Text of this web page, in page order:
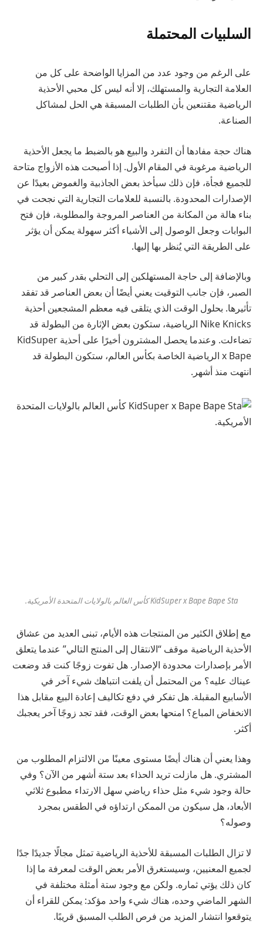
السلبيات المحتملة
على الرغم من وجود عدد من المزايا الواضحة على كل من
العلامة التجارية والمستهلك، إلا أنه ليس كل محبي الأحذية
الرياضية مقتنعين بأن الطلبات المسبقة هي الحل لمشاكل
الصناعة.
هناك حجة مفادها أن التفرد والبيع هو بالضبط ما يجعل الأحذية
الرياضية مرغوبة في المقام الأول. إذا أصبحت هذه الأزواج متاحة
للجميع فجأة، فإن ذلك سيأخذ بعض الجاذبية والغموض بعيدًا عن
الإصدارات المحدودة. بالنسبة للعلامات التجارية التي نجحت في
بناء هالة من المكانة من العناصر المروجة والمطلوبة، فإن فتح
البوابات وجعل الوصول إلى الأشياء أكثر سهولة يمكن أن يؤثر
على الطريقة التي يُنظر بها إليها.
وبالإضافة إلى حاجة المستهلكين إلى التحلي بقدر كبير من
الصبر، فإن جانب التوقيت يعني أيضًا أن بعض العناصر قد تفقد
تأثيرها. بحلول الوقت الذي يتلقى فيه معظم المشجعين أحذية
Nike Knicks الرياضية، ستكون بعض الإثارة من البطولة قد
تضاءلت. وعندما يحصل المشترون أخيرًا على أحذية KidSuper
x Bape الرياضية الخاصة بكأس العالم، ستكون البطولة قد
انتهت منذ أشهر.
KidSuper x Bape Bape Sta كأس العالم بالولايات المتحدة الأمريكية.
مع إطلاق الكثير من المنتجات هذه الأيام، تبنى العديد من عشاق
الأحذية الرياضية موقف “الانتقال إلى المنتج التالي” عندما يتعلق
الأمر بإصدارات محدودة الإصدار. هل تفوت زوجًا كنت قد وضعت
عيناك عليه؟ من المحتمل أن يلفت انتباهك شيء آخر في
الأسابيع المقبلة. هل تفكر في دفع تكاليف إعادة البيع مقابل هذا
الانخفاض المباع؟ امنحها بعض الوقت، فقد تجد زوجًا آخر يعجبك
أكثر.
وهذا يعني أن هناك أيضًا مستوى معينًا من الالتزام المطلوب من
المشتري. هل مازلت تريد الحذاء بعد ستة أشهر من الآن؟ وفي
حالة وجود شيء مثل حذاء رياضي سهل الارتداء مطبوع ثلاثي
الأبعاد، هل سيكون من الممكن ارتداؤه في الطقس بمجرد
وصوله؟
لا تزال الطلبات المسبقة للأحذية الرياضية تمثل مجالًا جديدًا جدًا
لجميع المعنيين، وسيستغرق الأمر بعض الوقت لمعرفة ما إذا
كان ذلك يؤتي ثماره. ولكن مع وجود ستة أمثلة مختلفة في
الشهر الماضي وحده، هناك شيء واحد مؤكد: يمكن للقراء أن
يتوقعوا انتشار المزيد من فرص الطلب المسبق قريبًا.